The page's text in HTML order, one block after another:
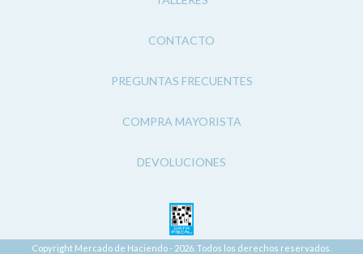
CONTACTO
PREGUNTAS FRECUENTES
COMPRA MAYORISTA
DEVOLUCIONES
Copyright Mercado de Haciendo - 2026. Todos los derechos reservados.